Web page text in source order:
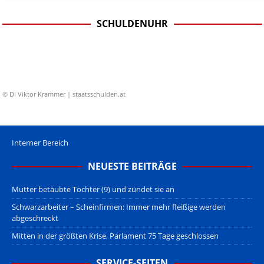
SCHULDENUHR
© DI Viktor Krammer | staatsschulden.at
Interner Bereich
NEUESTE BEITRÄGE
Mutter betäubte Tochter (9) und zündet sie an
Schwarzarbeiter – Scheinfirmen: Immer mehr fleißige werden
abgeschreckt
Mitten in der größten Krise, Parlament 75 Tage geschlossen